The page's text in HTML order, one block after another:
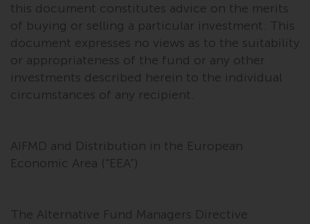
this document constitutes advice on the merits
of buying or selling a particular investment. This
document expresses no views as to the suitability
or appropriateness of the fund or any other
investments described herein to the individual
circumstances of any recipient.
AIFMD and Distribution in the European
Economic Area (“EEA”)
The Alternative Fund Managers Directive